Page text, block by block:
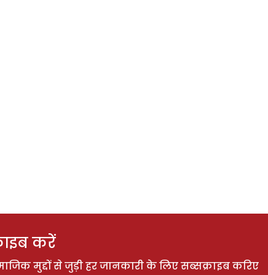
करें
मुद्दों से जुड़ी हर जानकारी के लिए सब्सक्राइब करिए